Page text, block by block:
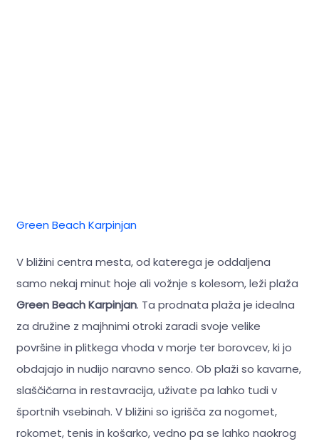
Green Beach Karpinjan
V bližini centra mesta, od katerega je oddaljena
samo nekaj minut hoje ali vožnje s kolesom, leži plaža
Green Beach Karpinjan. Ta prodnata plaža je idealna
za družine z majhnimi otroki zaradi svoje velike
površine in plitkega vhoda v morje ter borovcev, ki jo
obdajajo in nudijo naravno senco. Ob plaži so kavarne,
slaščičarna in restavracija, uživate pa lahko tudi v
športnih vsebinah. V bližini so igrišča za nogomet,
rokomet, tenis in košarko, vedno pa se lahko naokrog